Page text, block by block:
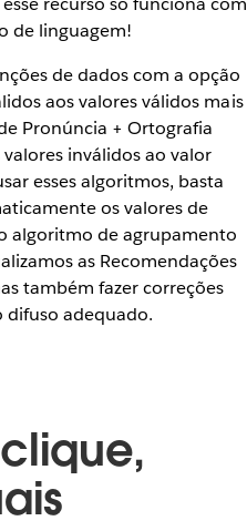
de linguagem!
de dados com a opção
aos valores válidos mais
Pronúncia + Ortografia
inválidos ao valor
esses algoritmos, basta
os valores de
algoritmo de agrupamento
as Recomendações
também fazer correções
difuso adequado.